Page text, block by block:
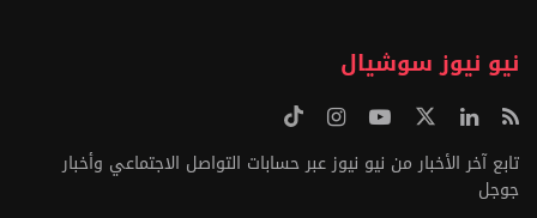
نيو نيوز سوشيال
تابع آخر الأخبار من نيو نيوز عبر حسابات التواصل الاجتماعي وأخبار
جوجل